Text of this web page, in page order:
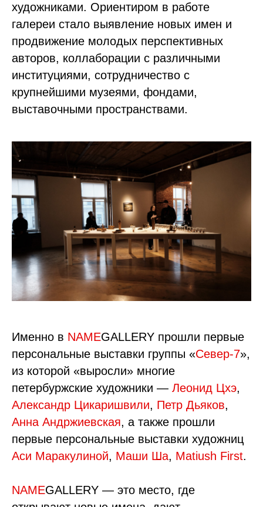
художниками. Ориентиром в работе
галереи стало выявление новых имен и
продвижение молодых перспективных
авторов, коллаборации с различными
институциями, сотрудничество с
крупнейшими музеями, фондами,
выставочными пространствами.
Именно в NAMEGALLERY прошли первые
персональные выставки группы «Север-7»,
из которой «выросли» многие
петербуржские художники — Леонид Цхэ,
Александр Цикаришвили, Петр Дьяков,
Анна Андржиевская, а также прошли
первые персональные выставки художниц
Аси Маракулиной, Маши Ша, Matiush First.
NAMEGALLERY — это место, где